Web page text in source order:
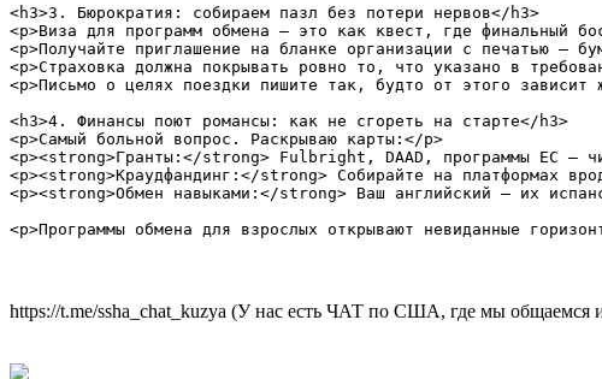
<h3>3. Бюрократия: собираем пазл без потери нервов</h3>
<p>Виза для программ обмена — это как квест, где финальный
<p>Получайте приглашение на бланке организации с печатью —
<p>Страховка должна покрывать ровно то, что указано в
<p>Письмо о целях поездки пишите так, будто от этого
<h3>4. Финансы поют романсы: как не сгореть на старте</h3>
<p>Самый больной вопрос. Раскрываю карты:</p>
<p><strong>Гранты:</strong> Fulbright, DAAD, программы ЕС —
<p><strong>Краудфандинг:</strong> Собирайте на платформах
<p><strong>Обмен навыками:</strong> Ваш английский — их
https://t.me/ssha_chat_kuzya (У нас есть ЧАТ по США, где мы